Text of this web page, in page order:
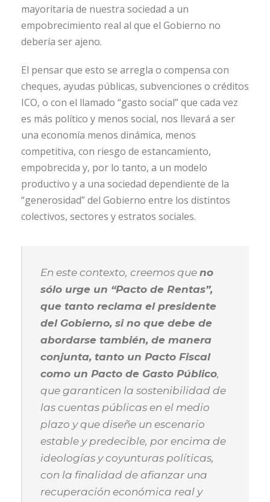
mayoritaria de nuestra sociedad a un
empobrecimiento real al que el Gobierno no
debería ser ajeno.
El pensar que esto se arregla o compensa con
cheques, ayudas públicas, subvenciones o créditos
ICO, o con el llamado “gasto social” que cada vez
es más político y menos social, nos llevará a ser
una economía menos dinámica, menos
competitiva, con riesgo de estancamiento,
empobrecida y, por lo tanto, a un modelo
productivo y a una sociedad dependiente de la
“generosidad” del Gobierno entre los distintos
colectivos, sectores y estratos sociales.
En este contexto, creemos que no
sólo urge un “Pacto de Rentas”,
que tanto reclama el presidente
del Gobierno, si no que debe de
abordarse también, de manera
conjunta, tanto un Pacto Fiscal
como un Pacto de Gasto Público,
que garanticen la sostenibilidad de
las cuentas públicas en el medio
plazo y que diseñe un escenario
estable y predecible, por encima de
ideologías y coyunturas políticas,
con la finalidad de afianzar una
recuperación económica real y